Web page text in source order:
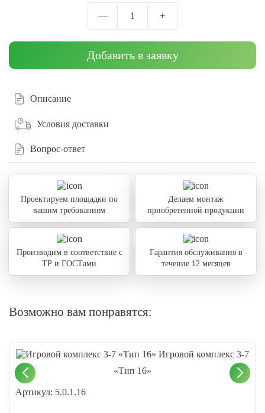
— 1 +
Добавить в заявку
Описание
Условия доставки
Вопрос-ответ
Проектируем площадки по
вашим требованиям
Делаем монтаж
приобретенной продукции
Производим в соответствие с
ТР и ГОСТами
Гарантия обслуживания в
течение 12 месяцев
Возможно вам понравятся:
Игровой комплекс 3-7
«Тип 16»
Артикул: 5.0.1.16